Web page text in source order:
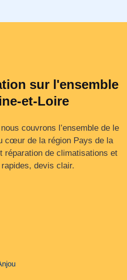
sur l'ensemble
et-Loire
couvrons l’ensemble de le
cœur de la région Pays de la
réparation de climatisations et
rapides, devis clair.